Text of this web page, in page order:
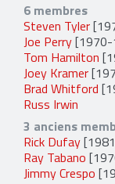
6 membres
Steven Tyler
Joe Perry[1970-
Tom Hamilton
Joey Kramer
Brad Whitford
Russ Irwin
3 anciens
Rick Dufay
Ray Tabano
Jimmy Crespo